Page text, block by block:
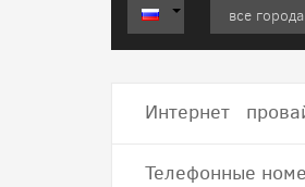
Интернет
Телефонные